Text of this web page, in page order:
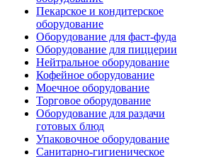
Пекарское и кондитерское
оборудование
Оборудование для фаст-фуда
Оборудование для пиццерии
Нейтральное оборудование
Кофейное оборудование
Моечное оборудование
Торговое оборудование
Оборудование для раздачи
готовых блюд
Упаковочное оборудование
Санитарно-гигиеническое